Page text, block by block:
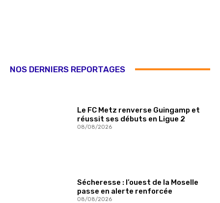
NOS DERNIERS REPORTAGES
Le FC Metz renverse Guingamp et
réussit ses débuts en Ligue 2
08/08/2026
Sécheresse : l’ouest de la Moselle
passe en alerte renforcée
08/08/2026